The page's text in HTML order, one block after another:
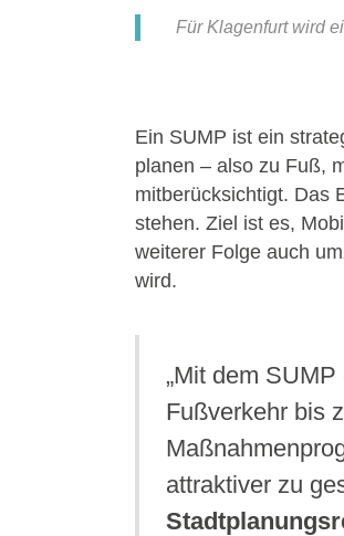
Für Klagenfurt wird
Ein SUMP ist ein
planen – also zu Fuß,
mitberücksichtigt. Das
stehen. Ziel ist es,
weiterer Folge auch
wird.
„Mit dem
Fußverkehr bis
attraktiver zu